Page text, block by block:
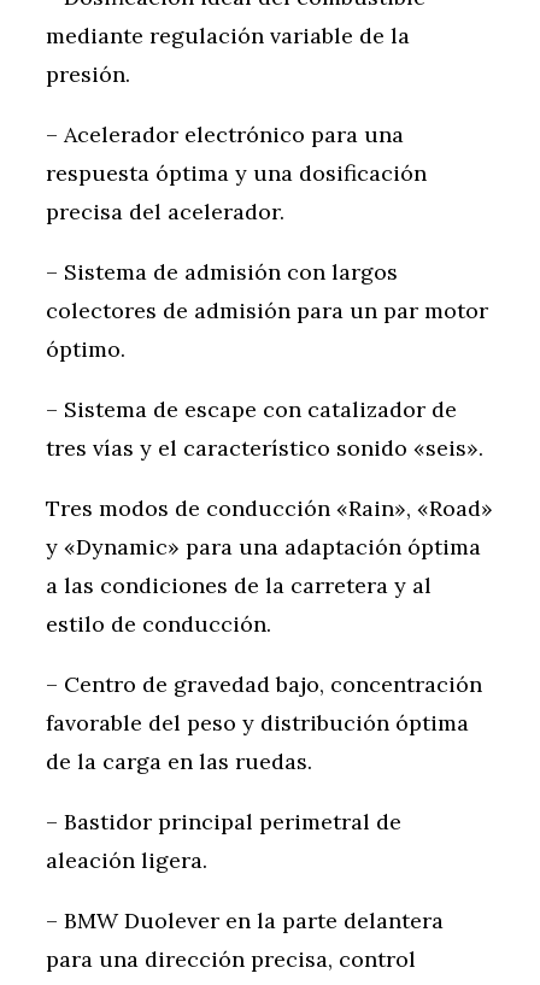
mediante regulación variable de la
presión.
– Acelerador electrónico para una
respuesta óptima y una dosificación
precisa del acelerador.
– Sistema de admisión con largos
colectores de admisión para un par motor
óptimo.
– Sistema de escape con catalizador de
tres vías y el característico sonido «seis».
Tres modos de conducción «Rain», «Road»
y «Dynamic» para una adaptación óptima
a las condiciones de la carretera y al
estilo de conducción.
– Centro de gravedad bajo, concentración
favorable del peso y distribución óptima
de la carga en las ruedas.
– Bastidor principal perimetral de
aleación ligera.
– BMW Duolever en la parte delantera
para una dirección precisa, control